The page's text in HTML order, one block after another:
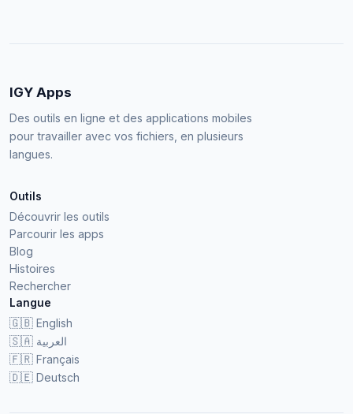
IGY Apps
Des outils en ligne et des applications mobiles
pour travailler avec vos fichiers, en plusieurs
langues.
Outils
Découvrir les outils
Parcourir les apps
Blog
Histoires
Rechercher
Langue
🇬🇧 English
🇸🇦 العربية
🇫🇷 Français
🇩🇪 Deutsch